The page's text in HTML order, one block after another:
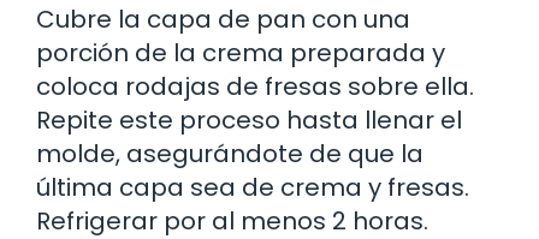
Cubre la capa de pan con una
porción de la crema preparada y
coloca rodajas de fresas sobre ella.
Repite este proceso hasta llenar el
molde, asegurándote de que la
última capa sea de crema y fresas.
Refrigerar por al menos 2 horas.